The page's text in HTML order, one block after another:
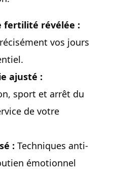
fertilité révélée :
vos jours
ajusté :
sport et arrêt du
de votre
: Techniques anti-
émotionnel